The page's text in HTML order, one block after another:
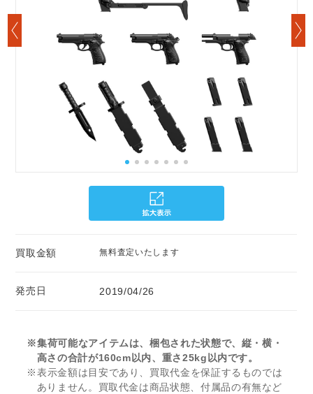
買取金額 無料査定いたします
発売日 2019/04/26
※集荷可能なアイテムは、梱包された状態で、縦・横・
高さの合計が160cm以内、重さ25kg以内です。
※表示金額は目安であり、買取代金を保証するものでは
ありません。買取代金は商品状態、付属品の有無など